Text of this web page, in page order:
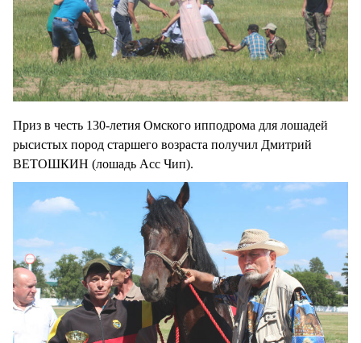
Приз в честь 130-летия Омского ипподрома для лошадей
рысистых пород старшего возраста получил Дмитрий
ВЕТОШКИН (лошадь Асс Чип).